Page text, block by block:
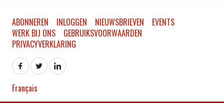
ABONNEREN INLOGGEN NIEUWSBRIEVEN
EVENTS
WERK BIJ ONS
GEBRUIKSVOORWAARDEN
PRIVACYVERKLARING
Français